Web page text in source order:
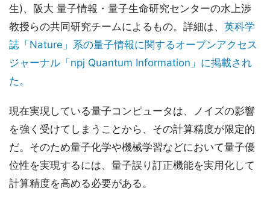
生)、阪大 量子情報・量子生命研究センターの水上渉
教授らの共同研究チームによるもの。詳細は、 英科学
誌「Nature」系の量子情報に関するオープンアクセス
ジャーナル「npj Quantum Information」に掲載され
た。
現在実現している量子コンピュータは、ノイズの影響
を強く受けてしまうことから、その計算精度が限定的
だ。そのため量子化学や機械学習などにおいて量子優
位性を実現するには、量子誤り訂正機能を実用化して
計算精度を高める必要がある。